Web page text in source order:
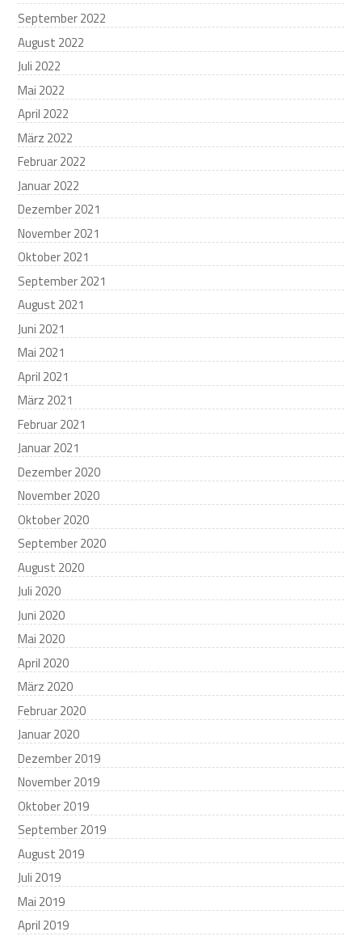
September 2022
August 2022
Juli 2022
Mai 2022
April 2022
März 2022
Februar 2022
Januar 2022
Dezember 2021
November 2021
Oktober 2021
September 2021
August 2021
Juni 2021
Mai 2021
April 2021
März 2021
Februar 2021
Januar 2021
Dezember 2020
November 2020
Oktober 2020
September 2020
August 2020
Juli 2020
Juni 2020
Mai 2020
April 2020
März 2020
Februar 2020
Januar 2020
Dezember 2019
November 2019
Oktober 2019
September 2019
August 2019
Juli 2019
Mai 2019
April 2019